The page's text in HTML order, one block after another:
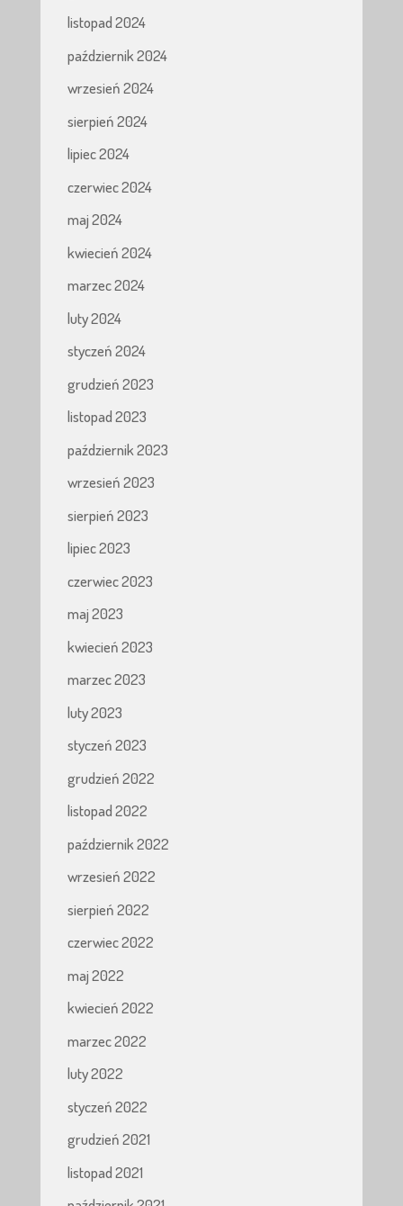
listopad 2024
październik 2024
wrzesień 2024
sierpień 2024
lipiec 2024
czerwiec 2024
maj 2024
kwiecień 2024
marzec 2024
luty 2024
styczeń 2024
grudzień 2023
listopad 2023
październik 2023
wrzesień 2023
sierpień 2023
lipiec 2023
czerwiec 2023
maj 2023
kwiecień 2023
marzec 2023
luty 2023
styczeń 2023
grudzień 2022
listopad 2022
październik 2022
wrzesień 2022
sierpień 2022
czerwiec 2022
maj 2022
kwiecień 2022
marzec 2022
luty 2022
styczeń 2022
grudzień 2021
listopad 2021